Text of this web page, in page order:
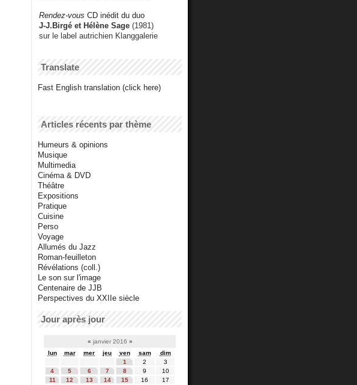
Rendez-vous CD inédit du duo
J-J.Birgé et Hélène Sage (1981)
sur le label autrichien Klanggalerie
Translate
Fast English translation (click here)
Articles récents par thème
Humeurs & opinions
Musique
Multimedia
Cinéma & DVD
Théâtre
Expositions
Pratique
Cuisine
Perso
Voyage
Allumés du Jazz
Roman-feuilleton
Révélations (coll.)
Le son sur l'image
Centenaire de JJB
Perspectives du XXIIe siècle
Jour après jour
« janvier 2016 »
lun
mar mer jeu ven sam
dim
1
2
3
4
5 6 7 8 9
10
11
12 13 14 15 16
17